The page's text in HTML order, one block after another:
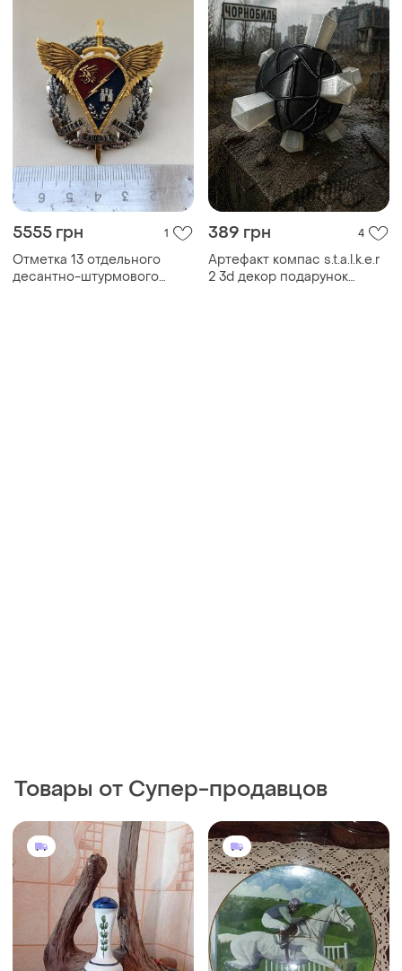
5555 грн
Отметка 13 отдельного
десантно-штурмового
батальона имени героя
украины горизонтального
тараса сенька.
389 грн 4
Артефакт компас s.t.a.l.k.e.r
2 3d декор подарунок
геймеру сталкер